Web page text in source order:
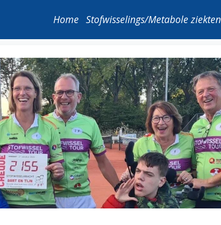
Home Stofwisselings/Metabole ziekten